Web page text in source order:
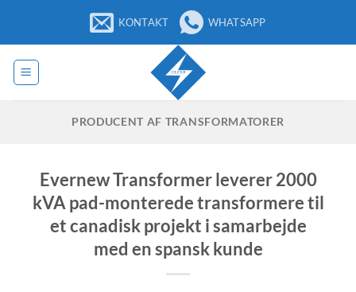
indhold
KONTAKT WHATSAPP
PRODUCENT AF TRANSFORMATORER
Evernew Transformer leverer 2000
kVA pad-monterede transformere til
et canadisk projekt i samarbejde
med en spansk kunde